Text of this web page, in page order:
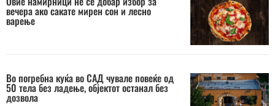
вечера ако сакате мирен сон и лесно
варење
Во погребна куќа во САД чувале повеќе од
50 тела без ладење, објектот останал без
дозвола